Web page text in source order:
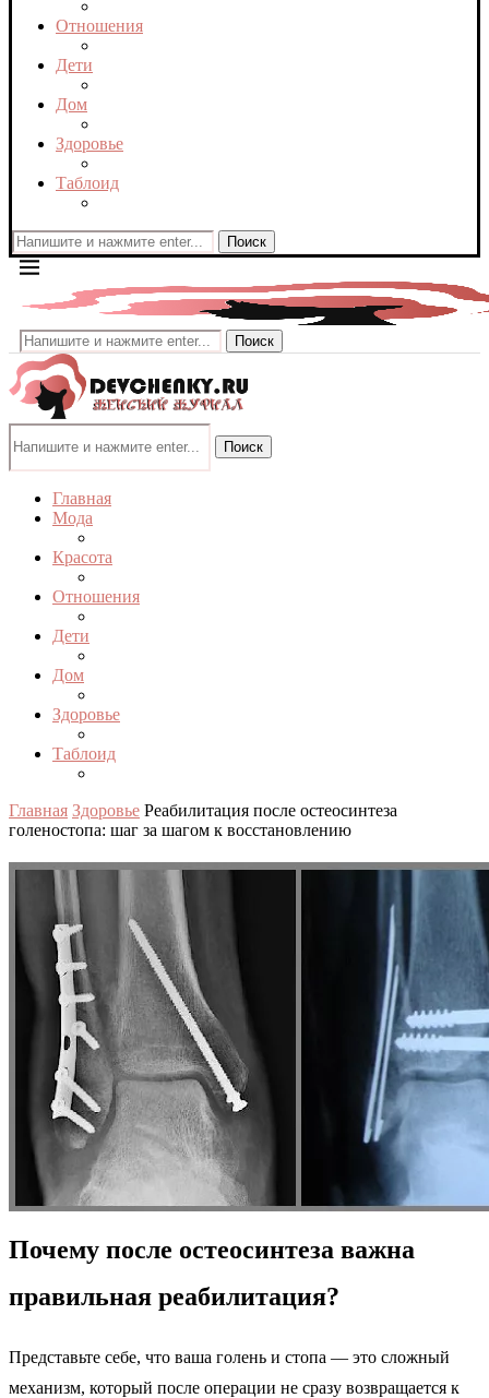
Отношения
Дети
Дом
Здоровье
Таблоид
Поиск
Поиск
Поиск
Главная
Мода
Красота
Отношения
Дети
Дом
Здоровье
Таблоид
Главная Здоровье Реабилитация после остеосинтеза
голеностопа: шаг за шагом к восстановлению
Почему после остеосинтеза важна
правильная реабилитация?
Представьте себе, что ваша голень и стопа — это сложный
механизм, который после операции не сразу возвращается к